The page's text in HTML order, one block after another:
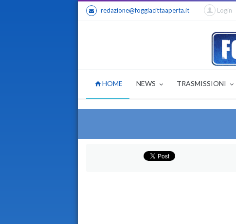
redazione@foggiacittaaperta.it Login
HOME NEWS TRASMISSIONI